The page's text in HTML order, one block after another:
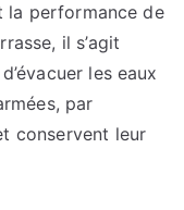
la performance de
il s’agit
les eaux
par
conservent leur